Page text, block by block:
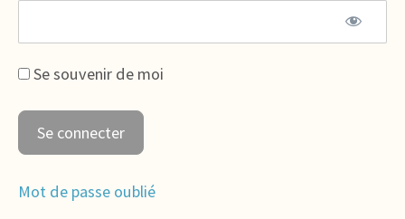
Se souvenir de moi
Mot de passe oublié